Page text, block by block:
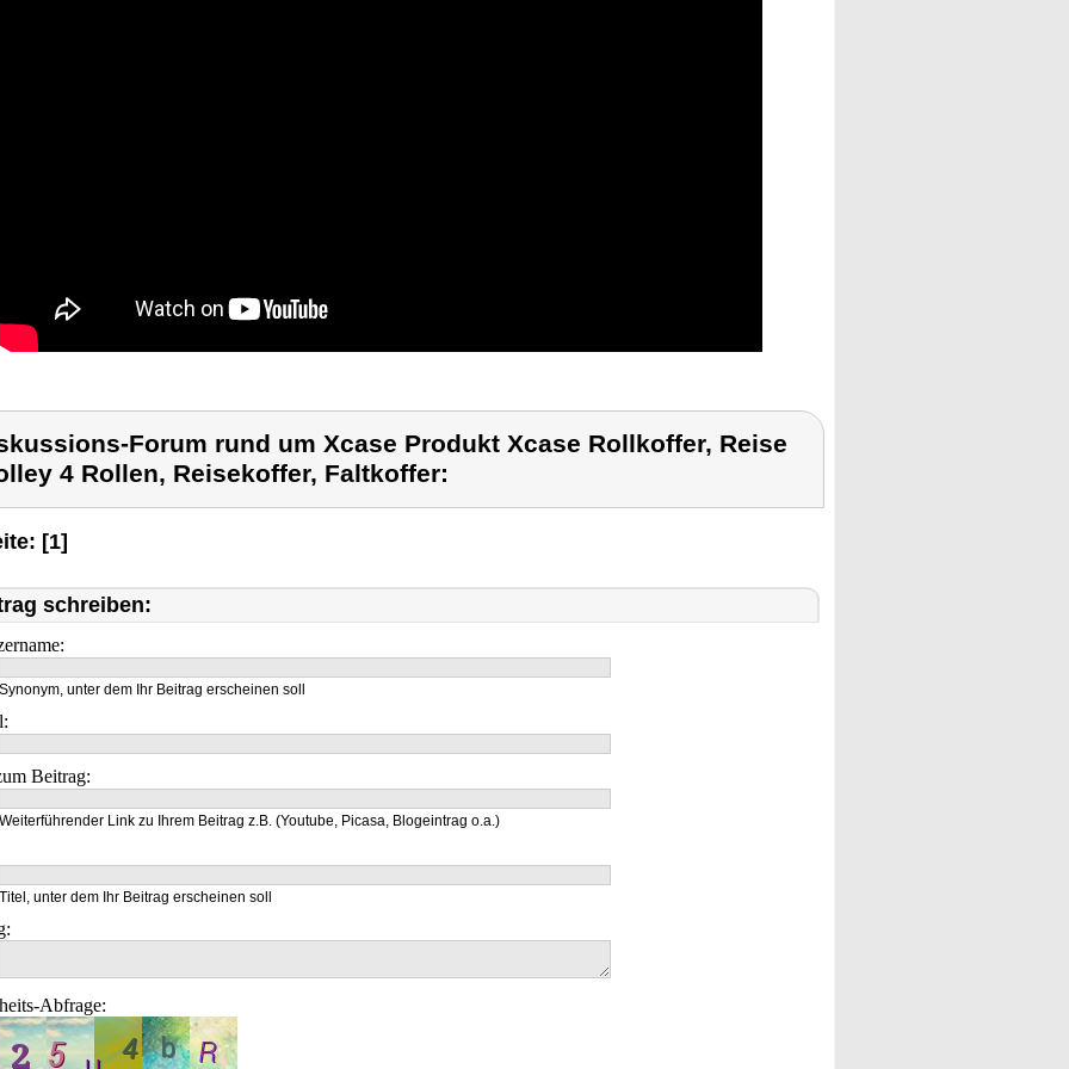
Forum rund um Xcase Produkt Xcase Rollkoffer, Reise
4 Rollen, Reisekoffer, Faltkoffer:
[1]
schreiben:
Synonym, unter dem Ihr Beitrag erscheinen soll
Beitrag:
Weiterführender Link zu Ihrem Beitrag z.B. (Youtube, Picasa, Blogeintrag o.a.)
Titel, unter dem Ihr Beitrag erscheinen soll
Abfrage: